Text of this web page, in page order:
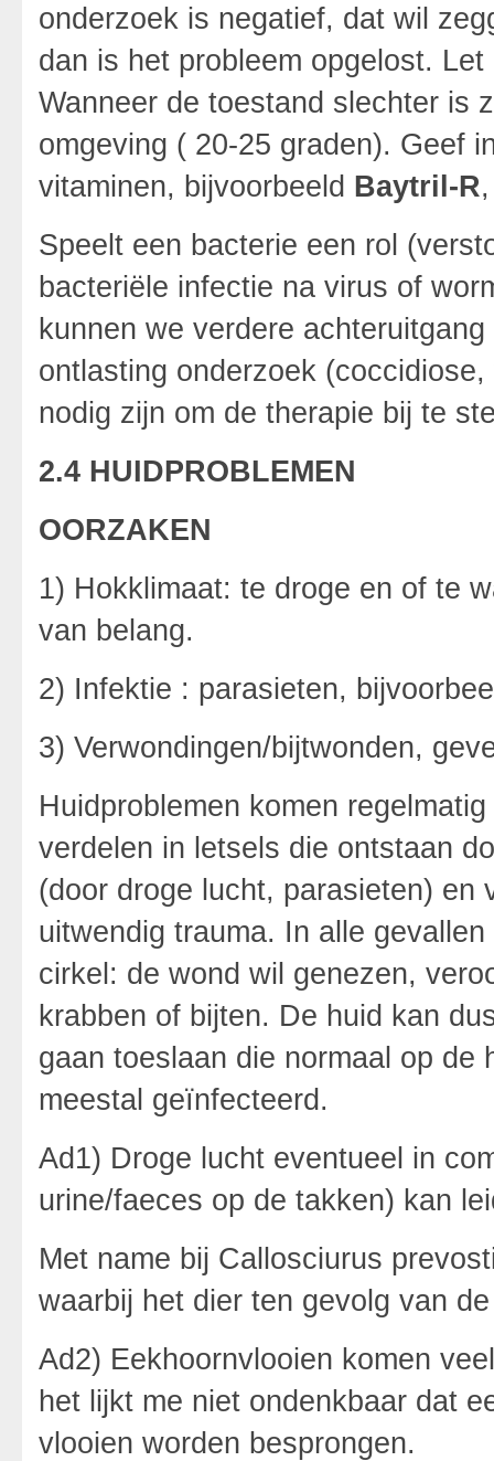
onderzoek is negatief, dat wil
dan is het probleem opgelost.
Wanneer de toestand slechter is
omgeving ( 20-25 graden). Geef
vitaminen, bijvoorbeeld Baytril-R,
Speelt een bacterie een rol
bacteriële infectie na virus of
kunnen we verdere
ontlasting onderzoek
nodig zijn om de therapie bij te
2.4 HUIDPROBLEMEN
OORZAKEN
1) Hokklimaat: te droge en of te
van belang.
2) Infektie : parasieten,
3) Verwondingen/bijtwonden,
Huidproblemen komen
verdelen in letsels die ontstaan
(door droge lucht, parasieten) en
uitwendig trauma. In alle
cirkel: de wond wil genezen,
krabben of bijten. De huid kan
gaan toeslaan die normaal op
meestal geïnfecteerd.
Ad1) Droge lucht eventueel in
urine/faeces op de takken) kan
Met name bij Callosciurus
waarbij het dier ten gevolg van
Ad2) Eekhoornvlooien komen
het lijkt me niet ondenkbaar dat
vlooien worden besprongen.